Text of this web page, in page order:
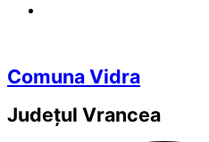
Comuna Vidra
Județul Vrancea